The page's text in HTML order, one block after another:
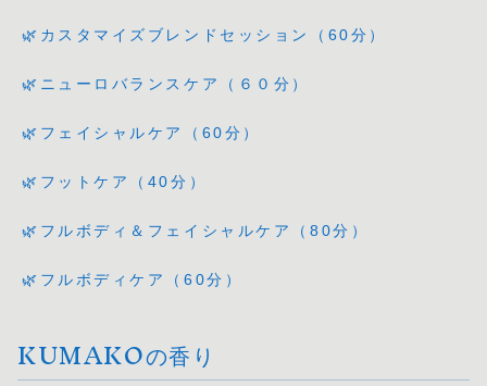
🌿カスタマイズブレンドセッション（60分）
🌿ニューロバランスケア（６０分）
🌿フェイシャルケア（60分）
🌿フットケア（40分）
🌿フルボディ＆フェイシャルケア（80分）
🌿フルボディケア（60分）
KUMAKOの香り